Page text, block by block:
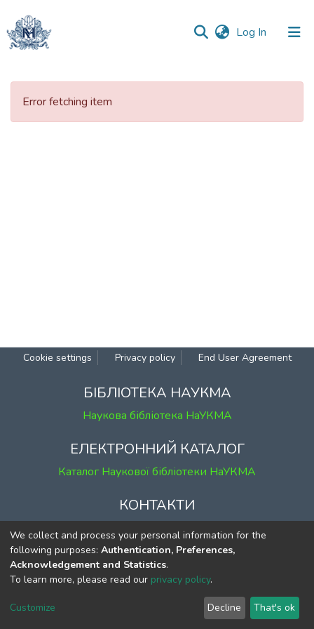
Log In (current)
Communities
Error fetching item
Cookie settings Privacy policy End User Agreement
БІБЛІОТЕКА НАУКМА
Наукова бібліотека НаУКМА
ЕЛЕКТРОННИЙ КАТАЛОГ
Каталог Наукової бібліотеки НаУКМА
КОНТАКТИ
м. Київ, вул. Григорія Сковороди, 2
к. 1, к. 120
тел. (044) 463-69-31
ekmair@ukma.edu.ua
We collect and process your personal information for the
following purposes: Authentication, Preferences,
Acknowledgement and Statistics.
To learn more, please read our privacy policy.
Customize Decline That's ok